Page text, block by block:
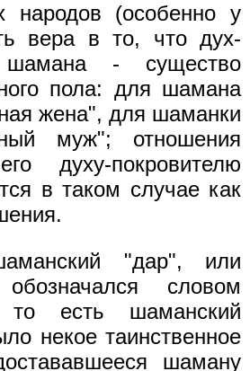
народов (особенно у
вера в то, что дух-
шамана - существо
пола: для шамана
жена", для шаманки
муж"; отношения
духу-покровителю
в таком случае как
"дар", или
словом
то есть шаманский
некое таинственное
шаману